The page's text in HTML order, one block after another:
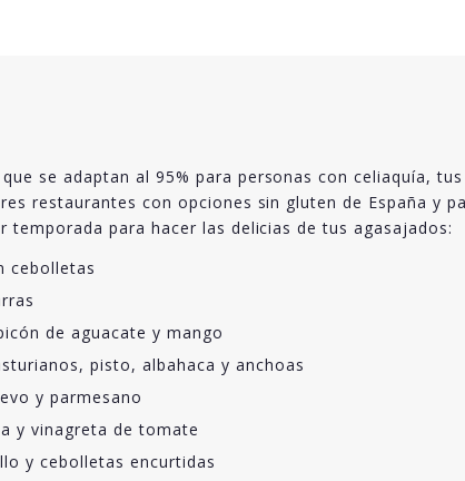
se adaptan al 95% para personas con celiaquía,
restaurantes con opciones sin gluten de España y
para hacer las delicias de tus agasajados:
cebolletas
de aguacate y mango
pisto, albahaca y anchoas
y parmesano
y vinagreta de tomate
y cebolletas encurtidas